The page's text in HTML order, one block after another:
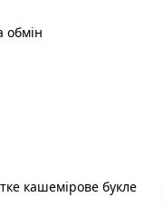
обмін
кашемірове букле